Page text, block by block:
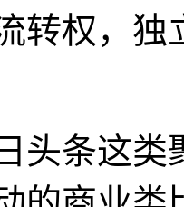
转权，独
头条这